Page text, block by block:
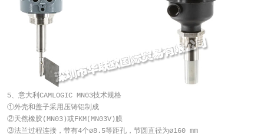
5、意大利CAMLOGIC MN03技术规格
①外壳和盖子采用压铸铝制成
②天然橡胶(MN03)或FKM(MN03V)膜
③法兰过程连接，带有4个ø8.5等距孔，节圆直径为ø160 mm